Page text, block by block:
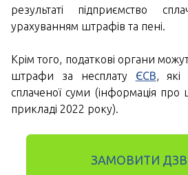
результаті підприємство
урахуванням штрафів та пені.
Крім того, податкові органи
штрафи за несплату ЄСВ, які
сплаченої суми (інформація
прикладі 2022 року).
ЗАМОВИТИ